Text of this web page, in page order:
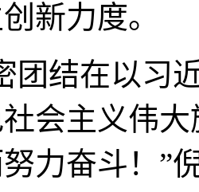
新力度。
团结在以习
会主义伟
力奋斗！”